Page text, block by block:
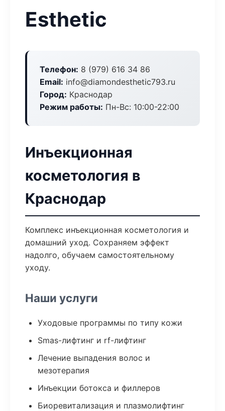
Esthetic
Телефон: 8 (979) 616 34 86
Email: info@diamondesthetic793.ru
Город: Краснодар
Режим работы: Пн-Вс: 10:00-22:00
Инъекционная
косметология в
Краснодар
Комплекс инъекционная косметология и
домашний уход. Сохраняем эффект
надолго, обучаем самостоятельному
уходу.
Наши услуги
Уходовые программы по типу кожи
Smas-лифтинг и rf-лифтинг
Лечение выпадения волос и
мезотерапия
Инъекции ботокса и филлеров
Биоревитализация и плазмолифтинг